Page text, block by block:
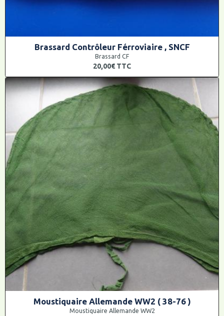
Brassard Contrôleur Férroviaire , SNCF
Brassard CF
20,00€ TTC
Moustiquaire Allemande WW2 ( 38-76 )
Moustiquaire Allemande WW2